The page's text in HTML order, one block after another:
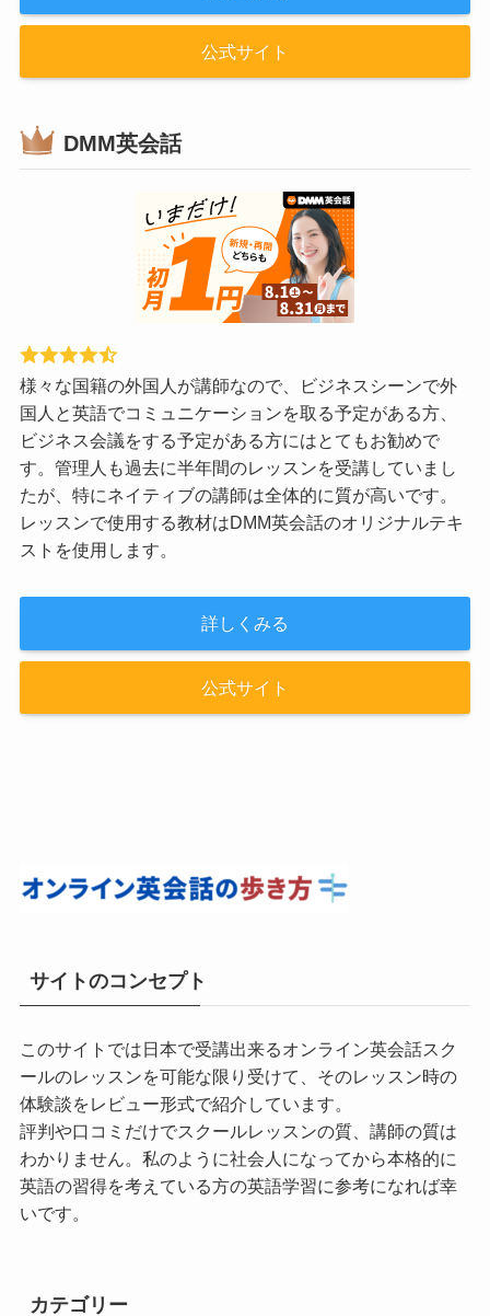
公式サイト
DMM英会話
様々な国籍の外国人が講師なので、ビジネスシーンで外
国人と英語でコミュニケーションを取る予定がある方、
ビジネス会議をする予定がある方にはとてもお勧めで
す。管理人も過去に半年間のレッスンを受講していまし
たが、特にネイティブの講師は全体的に質が高いです。
レッスンで使用する教材はDMM英会話のオリジナルテキ
ストを使用します。
詳しくみる
公式サイト
サイトのコンセプト
このサイトでは日本で受講出来るオンライン英会話スク
ールのレッスンを可能な限り受けて、そのレッスン時の
体験談をレビュー形式で紹介しています。
評判や口コミだけでスクールレッスンの質、講師の質は
わかりません。私のように社会人になってから本格的に
英語の習得を考えている方の英語学習に参考になれば幸
いです。
カテゴリー